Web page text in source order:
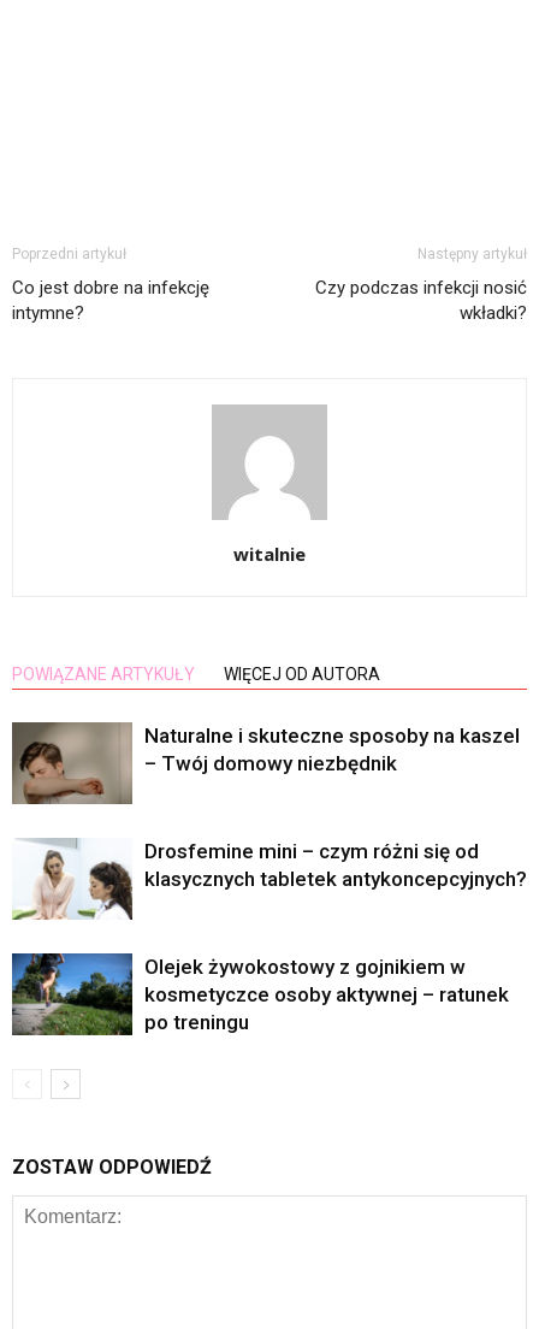
Poprzedni artykuł
Co jest dobre na infekcję
intymne?
Następny artykuł
Czy podczas infekcji nosić
wkładki?
witalnie
POWIĄZANE ARTYKUŁY WIĘCEJ OD AUTORA
Naturalne i skuteczne sposoby na kaszel
– Twój domowy niezbędnik
Drosfemine mini – czym różni się od
klasycznych tabletek antykoncepcyjnych?
Olejek żywokostowy z gojnikiem w
kosmetyczce osoby aktywnej – ratunek
po treningu
ZOSTAW ODPOWIEDŹ